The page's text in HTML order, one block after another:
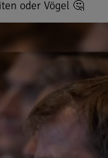
oder Vögel 🤔